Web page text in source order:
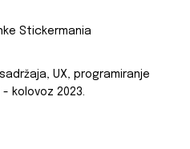
Stickermania
UX, programiranje
- kolovoz 2023.